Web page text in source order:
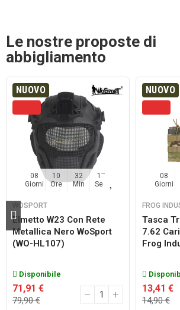
Le nostre proposte di
abbigliamento
NUOVO
08
Giorni
10
Ore
32
Min
16
Sec
WOSPORT
Elmetto W23 Con Rete
Metallica Nero WoSport
(WO-HL107)
Disponibile
71,91 €
79,90 €
NUOVO
08
Giorni
FROG
Tasca
7.62
Frog
13,41 €
14,90 €